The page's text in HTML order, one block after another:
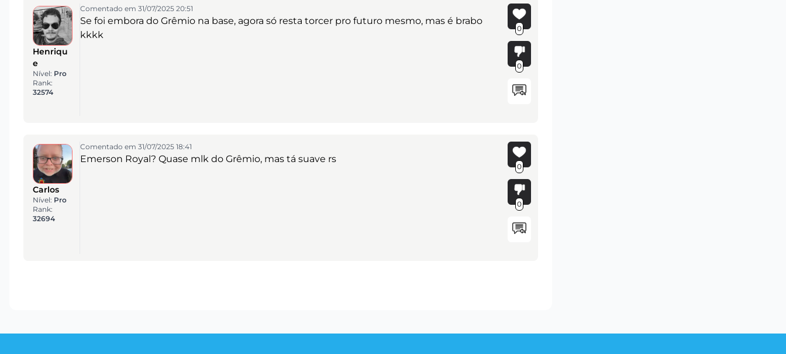
Henriqu
e
Nível: Pro
Rank:
32574
Comentado em 31/07/2025 20:51
Se foi embora do Grêmio na base, agora só resta torcer pro futuro mesmo, mas é brabo
kkkk
0
0
Carlos
Nível: Pro
Rank:
32694
Comentado em 31/07/2025 18:41
Emerson Royal? Quase mlk do Grêmio, mas tá suave rs
0
0